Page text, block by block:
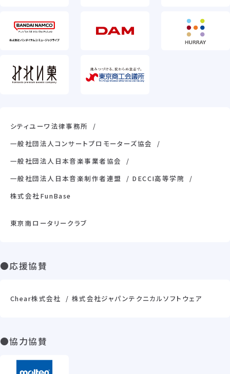
シティユーワ法律事務所
一般社団法人コンサートプロモーターズ協会
一般社団法人日本音楽事業者協会
一般社団法人日本音楽制作者連盟
DECCI高等学院
株式会社FunBase
東京南ロータリークラブ
●応援協賛
Chear株式会社 株式会社ジャパンテクニカルソフトウェア
●協力協賛